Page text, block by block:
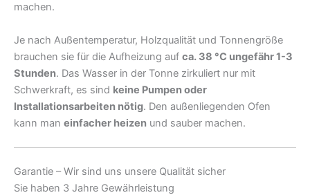
machen.
Je nach Außentemperatur, Holzqualität und Tonnengröße
brauchen sie für die Aufheizung auf ca. 38 °C ungefähr 1-3
Stunden. Das Wasser in der Tonne zirkuliert nur mit
Schwerkraft, es sind keine Pumpen oder
Installationsarbeiten nötig. Den außenliegenden Ofen
kann man einfacher heizen und sauber machen.
Garantie – Wir sind uns unsere Qualität sicher
Sie haben 3 Jahre Gewährleistung